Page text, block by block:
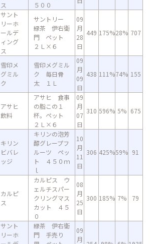
ス
５００
サント
リーホ
ールデ
ィング
ス
サントリー
緑茶 伊右衛
門 ペット
２Ｌ×６
09
月
28
日
449 175%28% 707
雪印メ
グミル
ク
雪印メグミル
ク 毎日骨
太 １Ｌ
09
月
09
日
438 111%74% 155
アサヒ
飲料
アサヒ 食事
の脂この１
杯。ペット
２Ｌ×６
09
月
07
日
310 596% 5% 675
キリン
ビバレ
ッジ
キリンの泡芳
醇グレープフ
ルーツ ペッ
ト ４５０ｍ
ｌ
10
月
11
日
306 425%59% 91
カルピ
ス
カルピス ウ
ェルチスパー
クリングマス
カット ４５
０
08
月
25
日
300 185% 7% 79
サント
リーホ
緑茶 伊右衛
門 手売り
09
月